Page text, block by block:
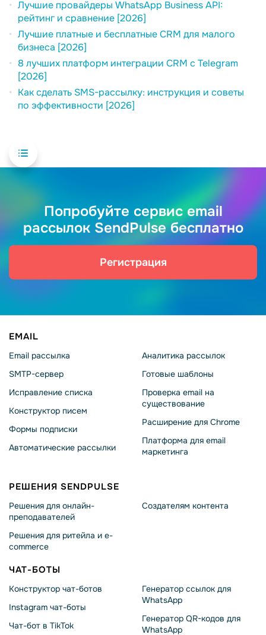
Лучшие провайдеры WhatsApp Business API:
рейтинг и сравнение [2026]
Лучшие платные и бесплатные CRM для малого
бизнеса [2026]
8 лучших платформ интеграции CRM с Telegram
[2026]
Как сделать SMS-рассылку: инструкция и советы
по эффективности [2026]
Попробуйте сервис email
рассылок SendPulse бесплатно
Регистрация
EMAIL
Email рассылка
SMTP-сервер
Исправление списка
Конструктор писем
Формы подписки
Автоматические рассылки
Аналитика рассылок
Готовые шаблоны
Проверка email на
существование
Расширение для Chrome
Платформа для email
маркетинга
РЕШЕНИЯ SENDPULSE
Решения для онлайн-
преподавателей
Решения для ритейла и e-
commerce
Создателям контента
ЧАТ-БОТЫ
Конструктор чат-ботов
Instagram чат-боты
Чат-бот в TikTok
Генератор ссылок для
WhatsApp
Генератор QR-кодов для
WhatsApp